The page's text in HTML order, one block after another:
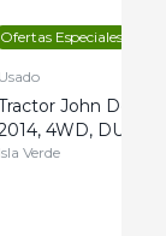
Ofertas Especiales
Usado
John Deere
4WD, DUAL
Isla Verde